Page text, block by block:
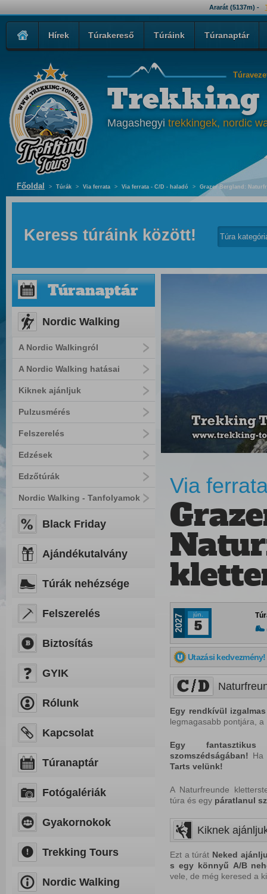
Ararát (5137m) -
Hírek Túrakereső Túráink Túranaptár
Trekking
Magashegyi trekkingek, nordic
Főoldal > Túrák > Via ferrata > Via ferrata - C/D - haladó > Grazer Bergland:
Keress túráink között!
Túranaptár
Nordic Walking
A Nordic Walkingról
A Nordic Walking hatásai
Kiknek ajánljuk
Pulzusmérés
Felszerelés
Edzések
Edzőtúrák
Nordic Walking - Tanfolyamok
Black Friday
Ajándékutalvány
Túrák nehézsége
Felszerelés
Biztosítás
GYIK
Rólunk
Kapcsolat
Túranaptár
Fotógalériák
Gyakornokok
Trekking Tours
Nordic Walking
Via
2027 jún.
5
Utazási kedvezmény!
Egy rendkívül izgalmas
legmagasabb pontjára,
Egy
fantasztikus
szomszédságában! Ha
Tarts velünk!
A Naturfreunde
túra és egy páratlanul
Kiknek
Ezt a túrát Neked
s egy könnyű A/B
vele, de még keresed a